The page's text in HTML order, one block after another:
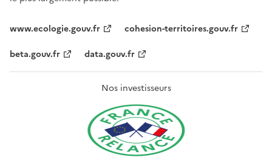
www.ecologie.gouv.fr
cohesion-territoires.gouv.fr
beta.gouv.fr
data.gouv.fr
Nos investisseurs